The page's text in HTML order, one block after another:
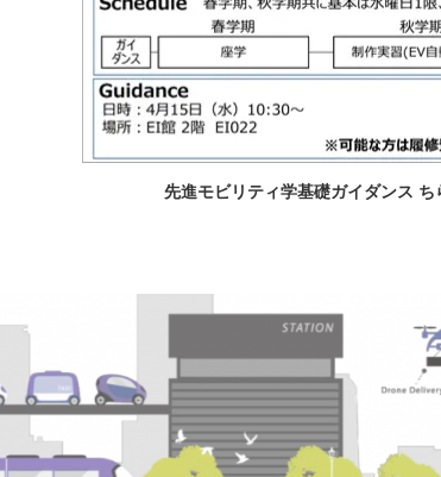
先進モビリティ学基礎ガイダンス ち